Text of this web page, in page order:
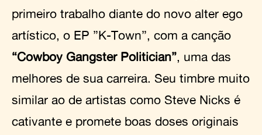
primeiro trabalho diante do novo alter ego
artístico, o EP ”K-Town”, com a canção
“Cowboy Gangster Politician”, uma das
melhores de sua carreira. Seu timbre muito
similar ao de artistas como Steve Nicks é
cativante e promete boas doses originais